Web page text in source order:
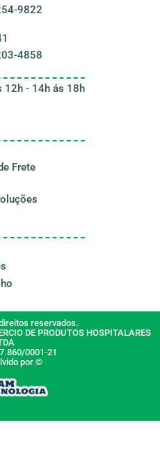
9822
4858
12h - 14h ás 18h
Frete
reservados.
DE PRODUTOS HOSPITALARES
0001-21
por ©